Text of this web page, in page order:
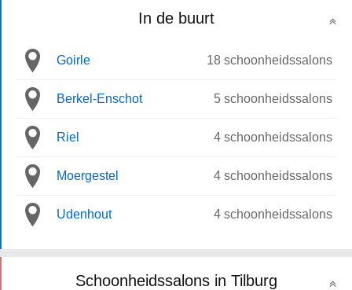
In de buurt
Goirle 18 schoonheidssalons
Berkel-Enschot 5 schoonheidssalons
Riel 4 schoonheidssalons
Moergestel 4 schoonheidssalons
Udenhout 4 schoonheidssalons
Schoonheidssalons in Tilburg